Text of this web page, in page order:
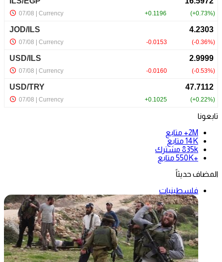
تابعونا
2M+
متابع
14K متابع
835k مشترك
+550K
متابع
المضاف حديثاً
فلسطينيات